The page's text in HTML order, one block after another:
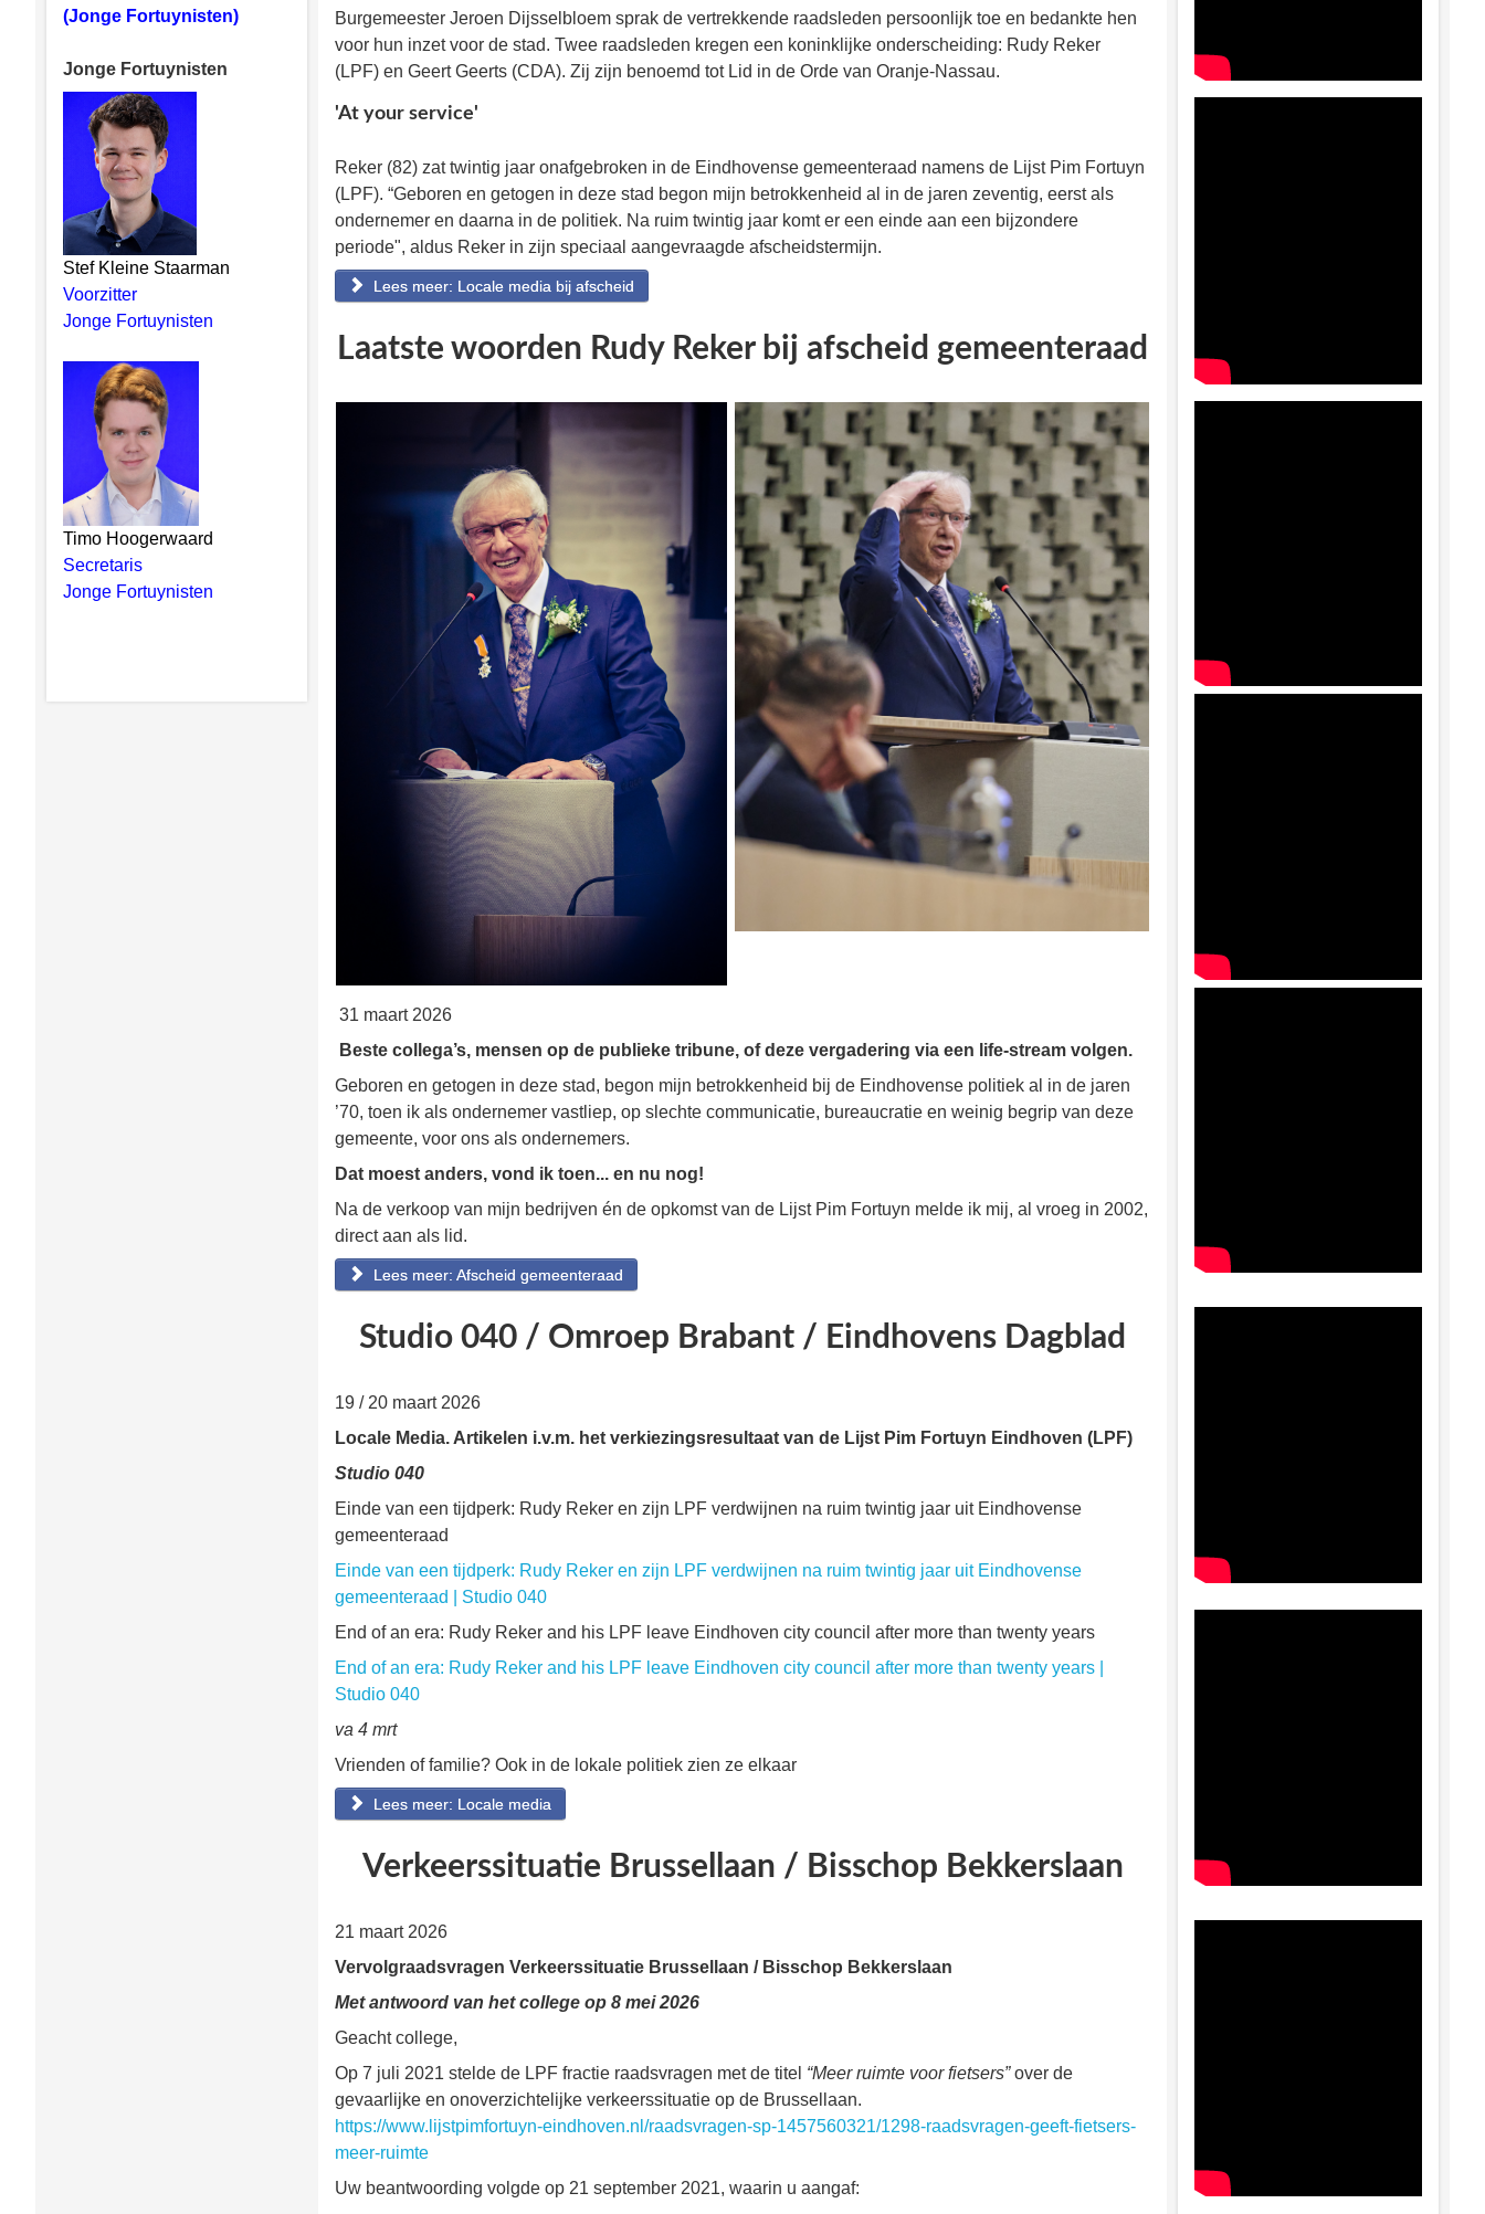
(Jonge Fortuynisten)
Jonge Fortuynisten
Stef Kleine Staarman
Voorzitter
Jonge Fortuynisten
Timo Hoogerwaard
Secretaris
Jonge Fortuynisten
Burgemeester Jeroen Dijsselbloem sprak de vertrekkende raadsleden persoonlijk toe en bedankte hen
voor hun inzet voor de stad. Twee raadsleden kregen een koninklijke onderscheiding: Rudy Reker
(LPF) en Geert Geerts (CDA). Zij zijn benoemd tot Lid in de Orde van Oranje-Nassau.
'At your service'
Reker (82) zat twintig jaar onafgebroken in de Eindhovense gemeenteraad namens de Lijst Pim Fortuyn
(LPF). “Geboren en getogen in deze stad begon mijn betrokkenheid al in de jaren zeventig, eerst als
ondernemer en daarna in de politiek. Na ruim twintig jaar komt er een einde aan een bijzondere
periode", aldus Reker in zijn speciaal aangevraagde afscheidstermijn.
Lees meer: Locale media bij afscheid
Laatste woorden Rudy Reker bij afscheid gemeenteraad
31 maart 2026
Beste collega’s, mensen op de publieke tribune, of deze vergadering via een life-stream volgen.
Geboren en getogen in deze stad, begon mijn betrokkenheid bij de Eindhovense politiek al in de jaren
’70, toen ik als ondernemer vastliep, op slechte communicatie, bureaucratie en weinig begrip van deze
gemeente, voor ons als ondernemers.
Dat moest anders, vond ik toen... en nu nog!
Na de verkoop van mijn bedrijven én de opkomst van de Lijst Pim Fortuyn melde ik mij, al vroeg in 2002,
direct aan als lid.
Lees meer: Afscheid gemeenteraad
Studio 040 / Omroep Brabant / Eindhovens Dagblad
19 / 20 maart 2026
Locale Media. Artikelen i.v.m. het verkiezingsresultaat van de Lijst Pim Fortuyn Eindhoven (LPF)
Studio 040
Einde van een tijdperk: Rudy Reker en zijn LPF verdwijnen na ruim twintig jaar uit Eindhovense
gemeenteraad
Einde van een tijdperk: Rudy Reker en zijn LPF verdwijnen na ruim twintig jaar uit Eindhovense
gemeenteraad | Studio 040
End of an era: Rudy Reker and his LPF leave Eindhoven city council after more than twenty years
End of an era: Rudy Reker and his LPF leave Eindhoven city council after more than twenty years |
Studio 040
va 4 mrt
Vrienden of familie? Ook in de lokale politiek zien ze elkaar
Lees meer: Locale media
Verkeerssituatie Brussellaan / Bisschop Bekkerslaan
21 maart 2026
Vervolgraadsvragen Verkeerssituatie Brussellaan / Bisschop Bekkerslaan
Met antwoord van het college op 8 mei 2026
Geacht college,
Op 7 juli 2021 stelde de LPF fractie raadsvragen met de titel “Meer ruimte voor fietsers”over de
gevaarlijke en onoverzichtelijke verkeerssituatie op de Brussellaan.
https://www.lijstpimfortuyn-eindhoven.nl/raadsvragen-sp-1457560321/1298-raadsvragen-geeft-fietsers-
meer-ruimte
Uw beantwoording volgde op 21 september 2021, waarin u aangaf: